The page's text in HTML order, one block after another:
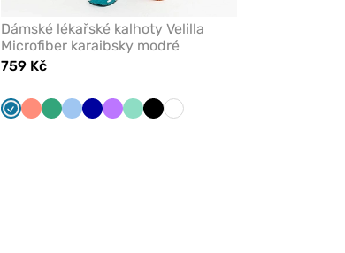
Dámské lékařské kalhoty Velilla
Microfiber karaibsky modré
759 Kč
Karaibsky
KoralováSvětleModráTmavěFialováMátováČerná
Bílá